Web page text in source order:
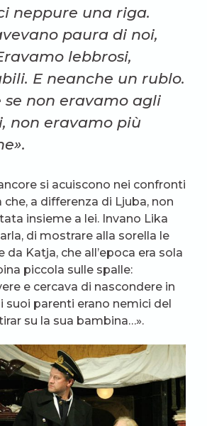
neppure una riga.
paura di noi,
lebbrosi,
E neanche un rublo.
se non eravamo agli
non eravamo più
si acuiscono nei confronti
a differenza di Ljuba, non
insieme a lei. Invano Lika
di mostrare alla sorella le
da Katja, che all’epoca era sola
piccola sulle spalle:
e cercava di nascondere in
suoi parenti erano nemici del
su la sua bambina…».